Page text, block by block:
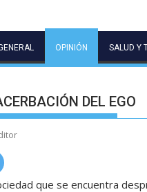
OPINIÓN SALUD Y
DEL EGO
que se encuentra